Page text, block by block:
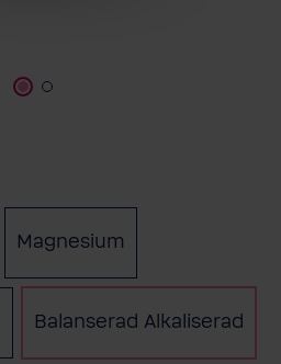
Magnesium
Balanserad Alkaliserad